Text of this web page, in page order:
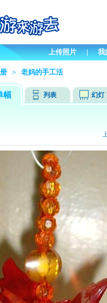
上传照片 | 我
> 老妈的手工活
幅 列表 幻灯